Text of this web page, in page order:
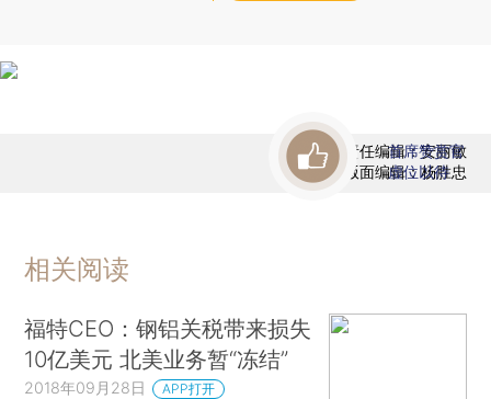
责任编辑：安丽敏
版面编辑：杨胜忠
首席赞赏官
虚位以待
相关阅读
福特CEO：钢铝关税带来损失
10亿美元 北美业务暂“冻结”
2018年09月28日 APP打开